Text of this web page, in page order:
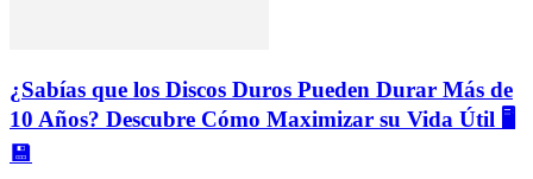
¿Sabías que los Discos Duros Pueden Durar Más de
10 Años? Descubre Cómo Maximizar su Vida Útil 🖥️
💾